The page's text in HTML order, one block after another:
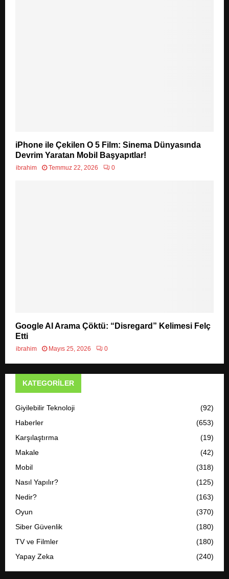
iPhone ile Çekilen O 5 Film: Sinema Dünyasında
Devrim Yaratan Mobil Başyapıtlar!
ibrahim Temmuz 22, 2026 0
Google AI Arama Çöktü: “Disregard” Kelimesi Felç
Etti
ibrahim Mayıs 25, 2026 0
KATEGORILER
Giyilebilir Teknoloji
(92)
Haberler
(653)
Karşılaştırma
(19)
Makale
(42)
Mobil
(318)
Nasıl Yapılır?
(125)
Nedir?
(163)
Oyun
(370)
Siber Güvenlik
(180)
TV ve Filmler
(180)
Yapay Zeka
(240)